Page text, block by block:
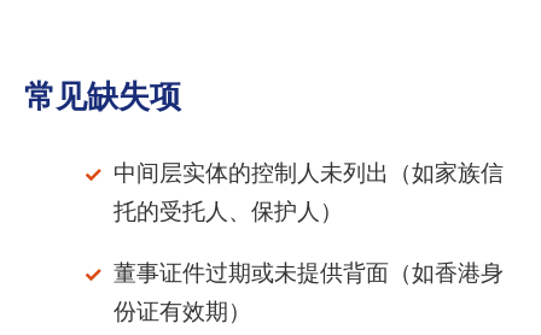
常见缺失项
中间层实体的控制人未列出（如家族信
托的受托人、保护人）
董事证件过期或未提供背面（如香港身
份证有效期）